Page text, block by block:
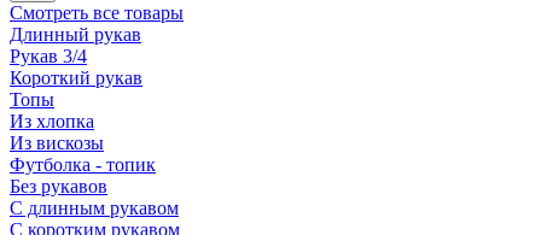
Смотреть все товары
Длинный рукав
Рукав 3/4
Короткий рукав
Топы
Из хлопка
Из вискозы
Футболка - топик
Без рукавов
С длинным рукавом
С коротким рукавом